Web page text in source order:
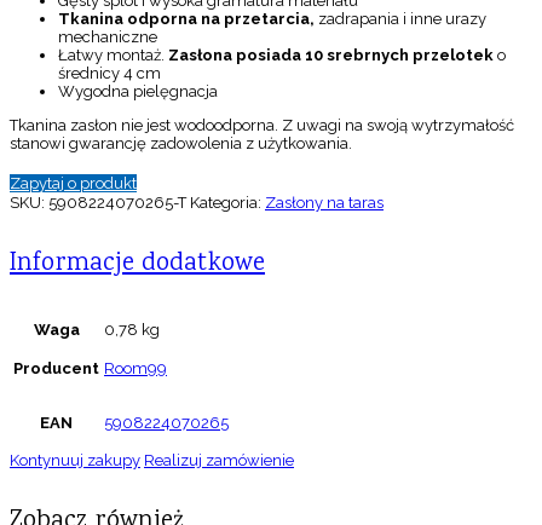
Tkanina odporna na przetarcia, zadrapania i inne urazy
mechaniczne
Łatwy montaż. Zasłona posiada 10 srebrnych przelotek o
średnicy 4 cm
Wygodna pielęgnacja
Tkanina zasłon nie jest wodoodporna. Z uwagi na swoją wytrzymałość
stanowi gwarancję zadowolenia z użytkowania.
Zapytaj o produkt
SKU: 5908224070265-T Kategoria: Zasłony na taras
Informacje dodatkowe
Waga 0,78 kg
Producent Room99
EAN 5908224070265
Kontynuuj zakupy Realizuj zamówienie